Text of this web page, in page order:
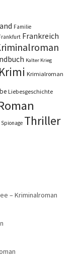
Familie
Frankreich
Kalter Krieg
Krimi Krimialroman
Liebesgeschichte
Spionage Thriller
– Kriminalroman